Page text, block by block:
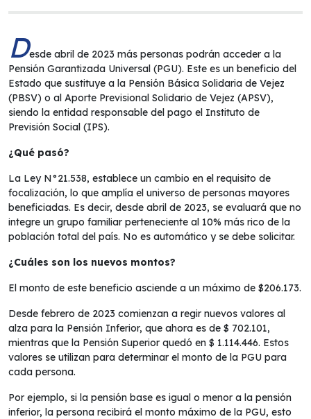
Desde abril de 2023 más personas podrán acceder a la
Pensión Garantizada Universal (PGU). Este es un beneficio del
Estado que sustituye a la Pensión Básica Solidaria de Vejez
(PBSV) o al Aporte Previsional Solidario de Vejez (APSV),
siendo la entidad responsable del pago el Instituto de
Previsión Social (IPS).
¿Qué pasó?
La Ley N°21.538, establece un cambio en el requisito de
focalización, lo que amplía el universo de personas mayores
beneficiadas. Es decir, desde abril de 2023, se evaluará que no
integre un grupo familiar perteneciente al 10% más rico de la
población total del país. No es automático y se debe solicitar.
¿Cuáles son los nuevos montos?
El monto de este beneficio asciende a un máximo de $206.173.
Desde febrero de 2023 comienzan a regir nuevos valores al
alza para la Pensión Inferior, que ahora es de $ 702.101,
mientras que la Pensión Superior quedó en $ 1.114.446. Estos
valores se utilizan para determinar el monto de la PGU para
cada persona.
Por ejemplo, si la pensión base es igual o menor a la pensión
inferior, la persona recibirá el monto máximo de la PGU, esto